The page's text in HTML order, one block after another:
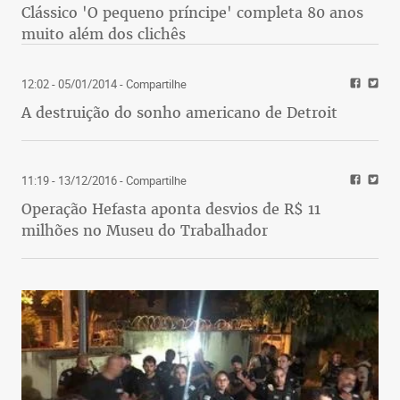
Clássico 'O pequeno príncipe' completa 80 anos
muito além dos clichês
12:02 - 05/01/2014- Compartilhe
A destruição do sonho americano de Detroit
11:19 - 13/12/2016- Compartilhe
Operação Hefasta aponta desvios de R$ 11
milhões no Museu do Trabalhador